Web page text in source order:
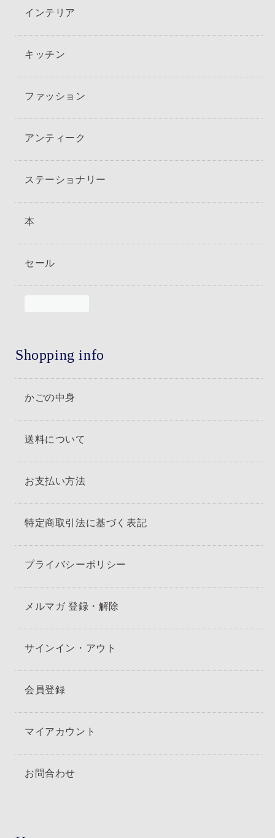
インテリア
キッチン
ファッション
アンティーク
ステーショナリー
本
セール
Shopping info
かごの中身
送料について
お支払い方法
特定商取引法に基づく表記
プライバシーポリシー
メルマガ 登録・解除
サインイン・アウト
会員登録
マイアカウント
お問合わせ